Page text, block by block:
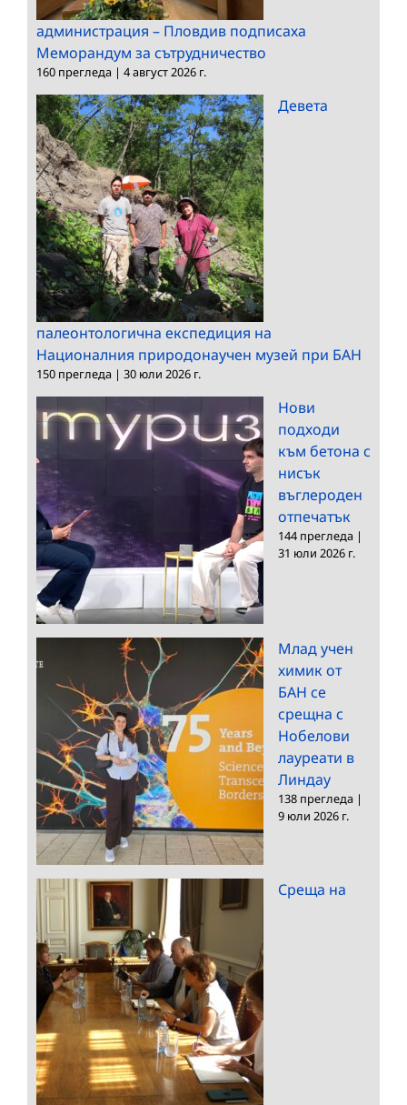
администрация – Пловдив подписаха
Меморандум за сътрудничество
160 прегледа | 4 август 2026 г.
Девета
палеонтологична експедиция на
Националния природонаучен музей при БАН
150 прегледа | 30 юли 2026 г.
Нови
подходи
към бетона с
нисък
въглероден
отпечатък
144 прегледа |
31 юли 2026 г.
Млад учен
химик от
БАН се
срещна с
Нобелови
лауреати в
Линдау
138 прегледа |
9 юли 2026 г.
Среща на